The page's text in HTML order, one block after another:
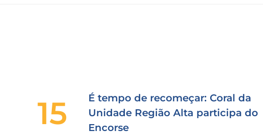
15
É tempo de recomeçar: Coral da
Unidade Região Alta participa do
Encorse